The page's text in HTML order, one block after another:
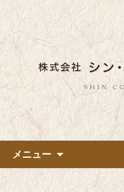
都内に5店舗
のお店「真
営する「株
レーション
東京都内に5店
店「真希（しん
会社シン・コー
情報はこちら。
業、宴会など
のメニューも豊
メニュー